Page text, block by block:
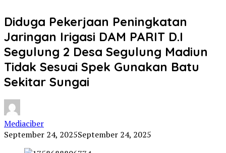
Diduga Pekerjaan Peningkatan
Jaringan Irigasi DAM PARIT D.I
Segulung 2 Desa Segulung Madiun
Tidak Sesuai Spek Gunakan Batu
Sekitar Sungai
Mediaciber
September 24, 2025September 24, 2025